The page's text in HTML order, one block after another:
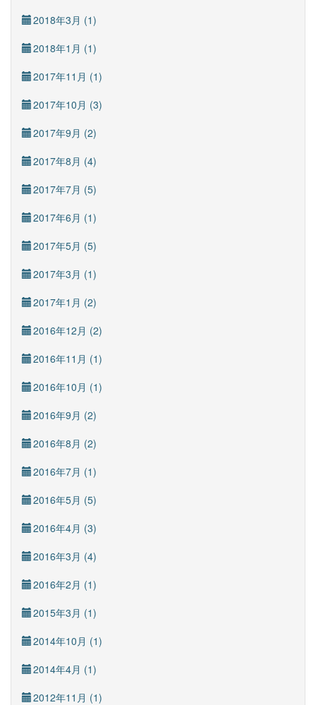
2018年3月 (1)
2018年1月 (1)
2017年11月 (1)
2017年10月 (3)
2017年9月 (2)
2017年8月 (4)
2017年7月 (5)
2017年6月 (1)
2017年5月 (5)
2017年3月 (1)
2017年1月 (2)
2016年12月 (2)
2016年11月 (1)
2016年10月 (1)
2016年9月 (2)
2016年8月 (2)
2016年7月 (1)
2016年5月 (5)
2016年4月 (3)
2016年3月 (4)
2016年2月 (1)
2015年3月 (1)
2014年10月 (1)
2014年4月 (1)
2012年11月 (1)